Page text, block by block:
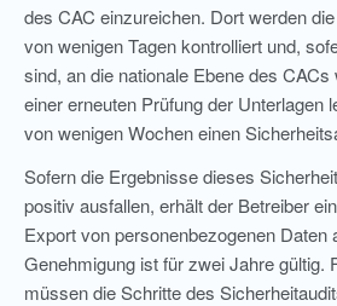
des CAC einzureichen. Dort werden
von wenigen Tagen kontrolliert und,
sind, an die nationale Ebene des
einer erneuten Prüfung der Unterlagen
von wenigen Wochen einen
Sofern die Ergebnisse dieses
positiv ausfallen, erhält der Betreiber
Export von personenbezogenen Daten
Genehmigung ist für zwei Jahre gültig.
müssen die Schritte des